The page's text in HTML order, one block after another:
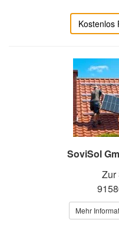
Kostenlos
SoviSol
Zur
Mehr